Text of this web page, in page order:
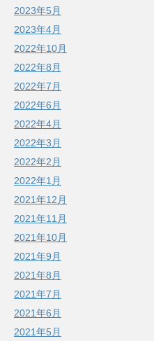
2023年5月
2023年4月
2022年10月
2022年8月
2022年7月
2022年6月
2022年4月
2022年3月
2022年2月
2022年1月
2021年12月
2021年11月
2021年10月
2021年9月
2021年8月
2021年7月
2021年6月
2021年5月